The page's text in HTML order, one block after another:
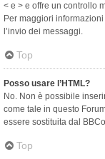
< e > e offre un controllo
Per maggiori
l’invio dei messaggi.
Top
Posso usare l’HTML?
No. Non è possibile
come tale in questo
essere sostituita dal
Top